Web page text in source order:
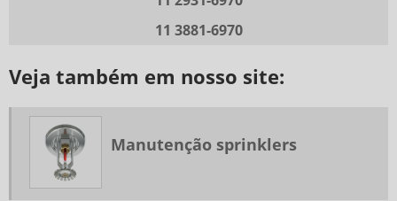
PLACAS DE SINALIZAÇÃO DE INCÊNDIO PREÇO
PROJETO DE SEGURANÇA CONTRA INCÊNDIO
RENOVAÇÃO AVCB CORPO BOMBEIROS SP
REPAROS DE VAZAMENTO EM REDE DE COMBATE A INCÊNDIO
SERVIÇOS EM AVCB
11 3881-6970
Veja também em nosso site:
Manutenção sprinklers